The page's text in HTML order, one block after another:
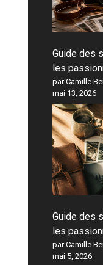
Guide des
les
par Camille
mai 13, 2026
Guide des
les
par Camille
mai 5, 2026